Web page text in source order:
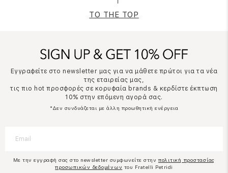
TO THE TOP
Εγγραφείτε στο newsletter μας για να μάθετε πρώτοι για τα νέα
της εταιρείας μας,
τις πιο hot προσφορές σε κορυφαία brands & κερδίστε έκπτωση
10% στην επόμενη αγορά σας.
*Δεν συνδυάζεται με άλλη προωθητική ενέργεια
Με την εγγραφή σας στο newsletter συμφωνείτε στην πολιτική προστασίας
προσωπικών δεδομένων του Fratelli Petridi